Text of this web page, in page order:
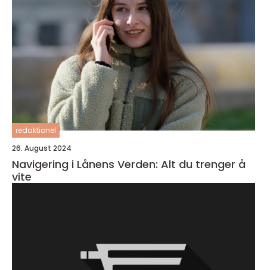
redaktionel
26. August 2024
Navigering i Lånens Verden: Alt du trenger å
vite